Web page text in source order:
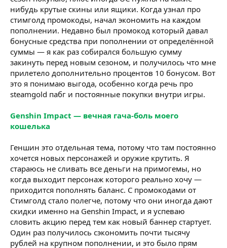
нибудь крутые скины или ящики. Когда узнал про
стимголд промокоды, начал экономить на каждом
пополнении. Недавно был промокод который давал
бонусные средства при пополнении от определённой
суммы — я как раз собирался большую сумму
закинуть перед новым сезоном, и получилось что мне
прилетело дополнительно процентов 10 бонусом. Вот
это я понимаю выгода, особенно когда речь про
steamgold пабг и постоянные покупки внутри игры.
Genshin Impact — вечная гача-боль моего
кошелька
Геншин это отдельная тема, потому что там постоянно
хочется новых персонажей и оружие крутить. Я
стараюсь не сливать все деньги на примогемы, но
когда выходит персонаж которого реально хочу —
приходится пополнять баланс. С промокодами от
Стимголд стало полегче, потому что они иногда дают
скидки именно на Genshin Impact, и я успеваю
словить акцию перед тем как новый баннер стартует.
Один раз получилось сэкономить почти тысячу
рублей на крупном пополнении, и это было прям